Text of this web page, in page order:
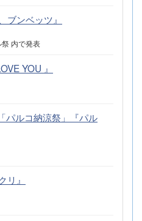
ブンベッツ』
内で発表
YOU 』
パルコ納涼祭」『パル
リ』